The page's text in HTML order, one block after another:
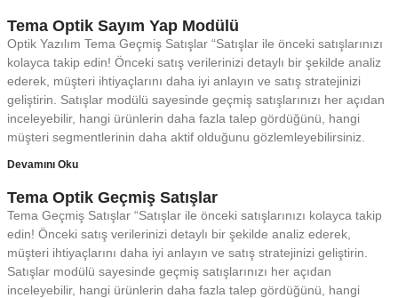
Tema Optik Sayım Yap Modülü
Optik Yazılım Tema Geçmiş Satışlar “Satışlar ile önceki satışlarınızı
kolayca takip edin! Önceki satış verilerinizi detaylı bir şekilde analiz
ederek, müşteri ihtiyaçlarını daha iyi anlayın ve satış stratejinizi
geliştirin. Satışlar modülü sayesinde geçmiş satışlarınızı her açıdan
inceleyebilir, hangi ürünlerin daha fazla talep gördüğünü, hangi
müşteri segmentlerinin daha aktif olduğunu gözlemleyebilirsiniz.
Devamını Oku
Tema Optik Geçmiş Satışlar
Tema Geçmiş Satışlar “Satışlar ile önceki satışlarınızı kolayca takip
edin! Önceki satış verilerinizi detaylı bir şekilde analiz ederek,
müşteri ihtiyaçlarını daha iyi anlayın ve satış stratejinizi geliştirin.
Satışlar modülü sayesinde geçmiş satışlarınızı her açıdan
inceleyebilir, hangi ürünlerin daha fazla talep gördüğünü, hangi